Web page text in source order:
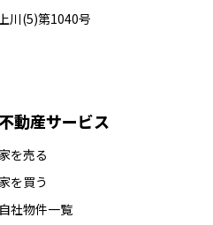
川(5)第1040号
動産サービス
家を売る
家を買う
自社物件一覧